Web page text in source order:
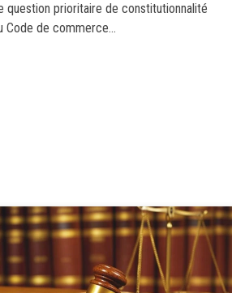
question prioritaire de constitutionnalité
Code de commerce...